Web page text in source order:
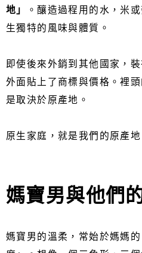
地」
。釀造過程用的水，米
生獨特的風味與體質。
即使後來外銷到其他國家，
外面貼上了商標與價格。裡
是取決於原產地。
原生家庭，就是我們的原產地
媽寶男與他們
媽寶男的溫柔，常始於媽媽